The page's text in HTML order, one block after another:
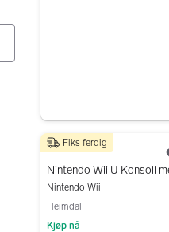
1 200 kr
Nintendo Wii
Heimdal
Kjøp nå
Fiks ferdig